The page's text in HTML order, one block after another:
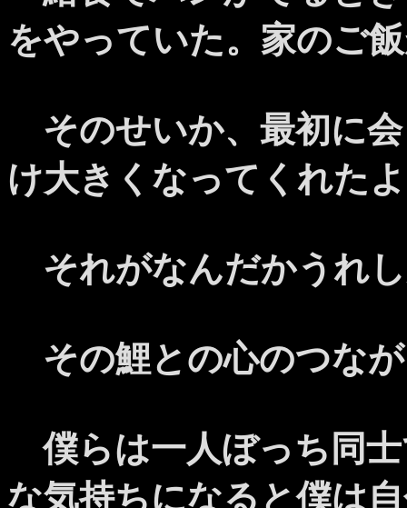
をやっていた。家のご
そのせいか、最初に
け大きくなってくれた
それがなんだかうれ
その鯉との心のつな
僕らは一人ぼっち同
な気持ちになると僕は